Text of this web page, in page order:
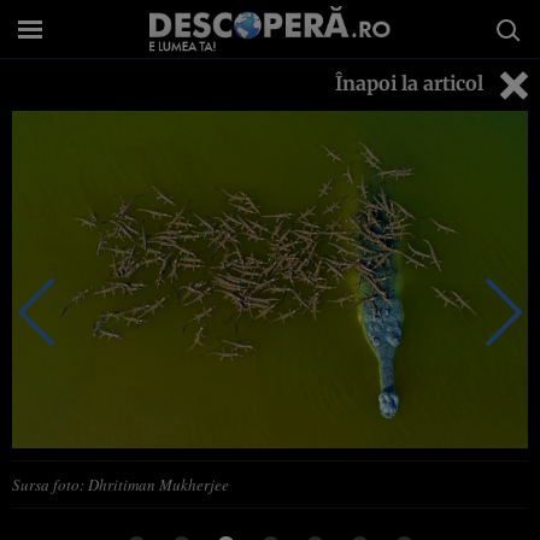
Înapoi la articol
Sursa foto: Dhritiman Mukherjee